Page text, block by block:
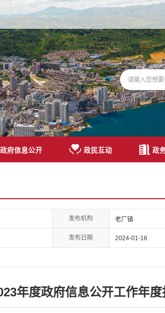
政府信息公开 政民互动 政
发布机构 老厂镇
发布日期 2024-01-16
年度政府信息公开工作年度